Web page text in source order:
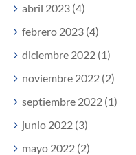
abril 2023 (4)
febrero 2023 (4)
diciembre 2022 (1)
noviembre 2022 (2)
septiembre 2022 (1)
junio 2022 (3)
mayo 2022 (2)